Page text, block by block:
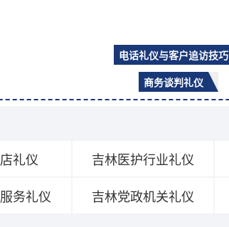
电话礼仪与客户追访技巧
商务谈判礼仪
礼仪 吉林医护行业礼仪
务礼仪 吉林党政机关礼仪